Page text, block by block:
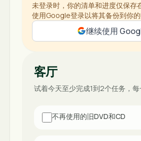
未登录时，你的清单和进度仅保存
使用Google登录以将其备份到你的
继续使用
客厅
试着今天至少完成1到2个任务，每
不再使用的旧DVD和CD